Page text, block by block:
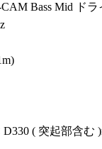
Bass Mid ドラ
D330 ( 突起部含む